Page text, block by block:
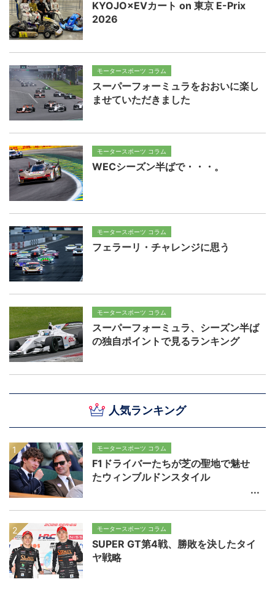
人気ランキング
モータースポーツ コラム
F1ドライバーたちが芝の聖地で魅せ
たウィンブルドンスタイル
モータースポーツ コラム
SUPER GT第4戦、勝敗を決したタイ
ヤ戦略
KYOJO×EVカート on 東京 E-Prix
2026
モータースポーツ コラム
スーパーフォーミュラをおおいに楽し
ませていただきました
モータースポーツ コラム
WECシーズン半ばで・・・。
モータースポーツ コラム
フェラーリ・チャレンジに思う
モータースポーツ コラム
スーパーフォーミュラ、シーズン半ば
の独自ポイントで見るランキング